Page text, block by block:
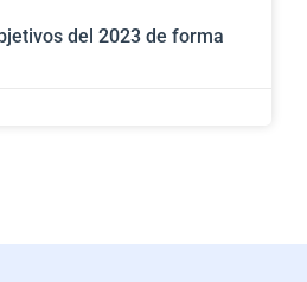
del 2023 de forma